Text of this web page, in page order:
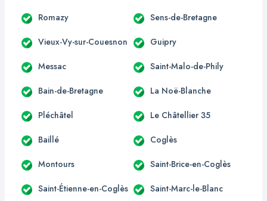
Romazy Sens-de-Bretagne
Vieux-Vy-sur-Couesnon Guipry
Messac Saint-Malo-de-Phily
Bain-de-Bretagne La Noë-Blanche
Pléchâtel Le Châtellier 35
Baillé Coglès
Montours Saint-Brice-en-Coglès
Saint-Étienne-en-Coglès Saint-Marc-le-Blanc